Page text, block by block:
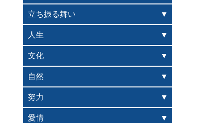
立ち振る舞い
人生
文化
自然
努力
愛情